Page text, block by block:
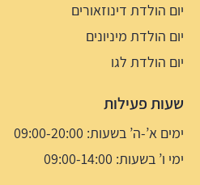
יום הולדת דינוזאורים
יום הולדת מיניונים
יום הולדת לגו
שעות פעילות
ימים א’-ה’ בשעות: 09:00-20:00
ימי ו’ בשעות: 09:00-14:00